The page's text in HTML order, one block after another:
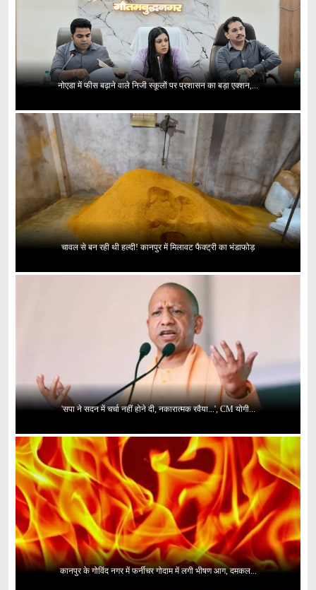
नोएडा में फीस बढ़ाने वाले निजी स्कूलों पर प्रशासन का बड़ा एक्शन,...
चावल से बन रही थी हल्दी! कानपुर में मिलावट फैक्ट्री का भंडाफोड़
'सपा ने सदन में चर्चा नहीं होने दी, नकारात्मक रवैया...', CM योगी...
कानपुर के गोविंद नगर में फर्नीचर गोदाम में लगी भीषण आग, दमकल...